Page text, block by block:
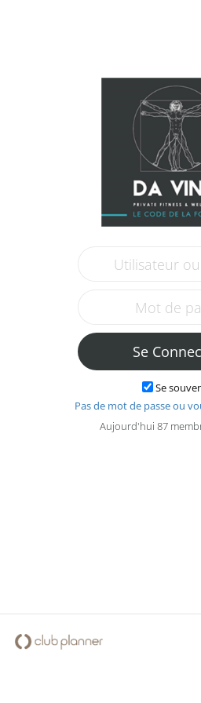
Se
Se
Pas de mot de passe ou
Aujourd'hui 87